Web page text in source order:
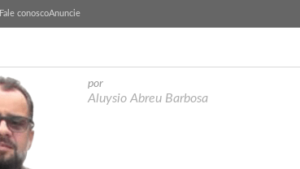
Fale conoscoAnuncie
por
Aluysio Abreu Barbosa